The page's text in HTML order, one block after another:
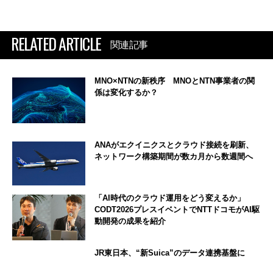
RELATED ARTICLE 関連記事
MNO×NTNの新秩序 MNOとNTN事業者の関
係は変化するか？
ANAがエクイニクスとクラウド接続を刷新、
ネットワーク構築期間が数カ月から数週間へ
「AI時代のクラウド運用をどう変えるか」
CODT2026プレスイベントでNTTドコモがAI駆
動開発の成果を紹介
JR東日本、“新Suica”のデータ連携基盤に